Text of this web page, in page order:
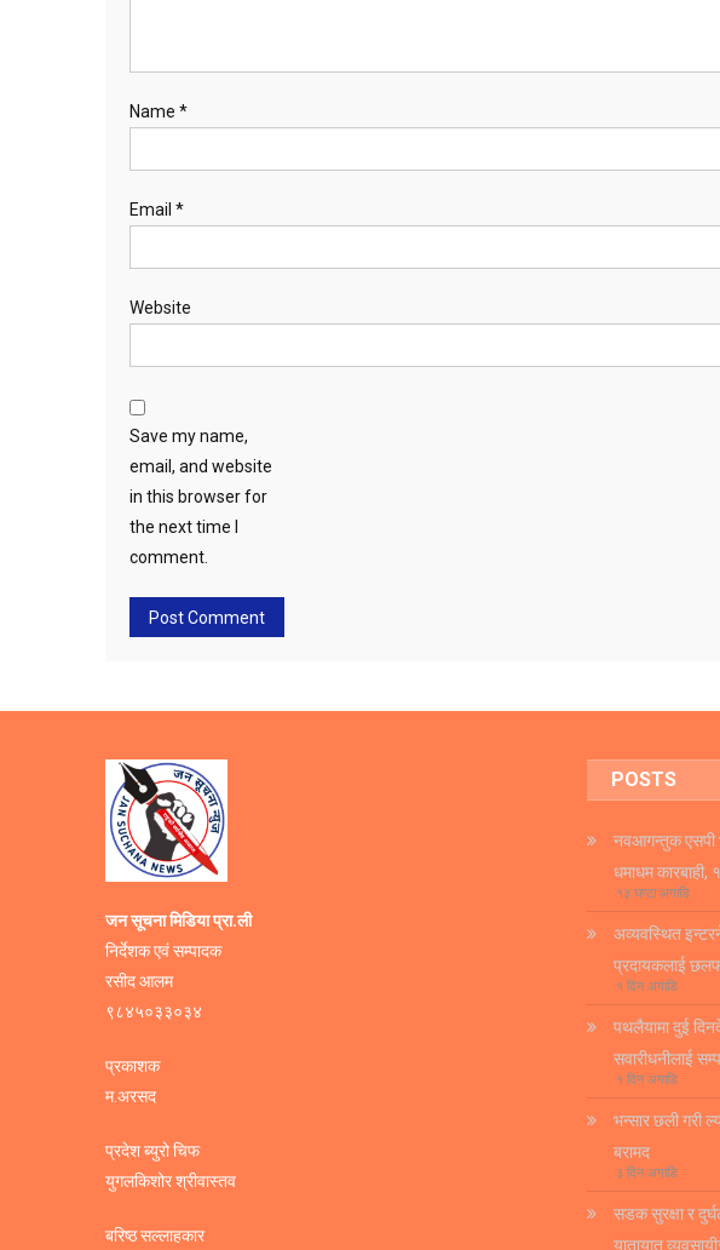
Name *
Email *
Website
Save my name,
email, and website
in this browser for
the next time I
comment.
जन सूचना मिडिया प्रा.ली
निर्देशक एवं सम्पादक
रसीद आलम
९८४५०३३०३४
प्रकाशक
म.अरसद
प्रदेश ब्युरो चिफ
युगलकिशोर श्रीवास्तव
बरिष्ठ सल्लाहकार
POSTS
नवआगन्तुक एसपी
धमाधम कारबाही,
१३ घण्टा अगाडि
अव्यवस्थित
प्रदायकलाई
१ दिन अगाडि
पथलैयामा दुई
सवारीधनीलाई
१ दिन अगाडि
भन्सार छली गरी
बरामद
३ दिन अगाडि
सडक सुरक्षा र
यातायात